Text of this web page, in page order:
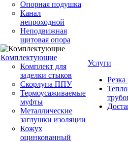
Опорная подушка
Канал
непроходной
Неподвижная
щитовая опора
Комплектующие
Комплект для
заделки стыков
Скорлупа ППУ
Термоусаживаемые
муфты
Металлические
заглушки изоляции
Кожух
оцинкованный
Услуги
Резка